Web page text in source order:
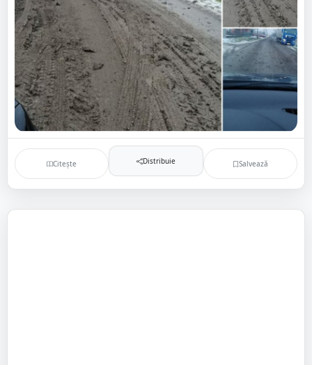
Citește Distribuie Salvează